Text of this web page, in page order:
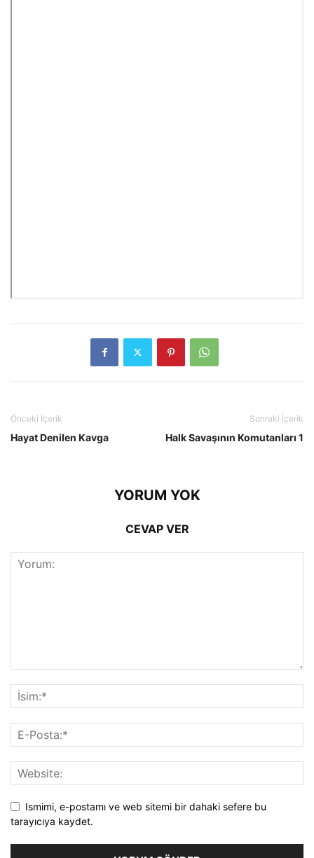
Önceki İçerik
Hayat Denilen Kavga
Sonraki İçerik
Halk Savaşının Komutanları 1
YORUM YOK
CEVAP VER
Ismimi, e-postamı ve web sitemi bir dahaki sefere bu
tarayıcıya kaydet.